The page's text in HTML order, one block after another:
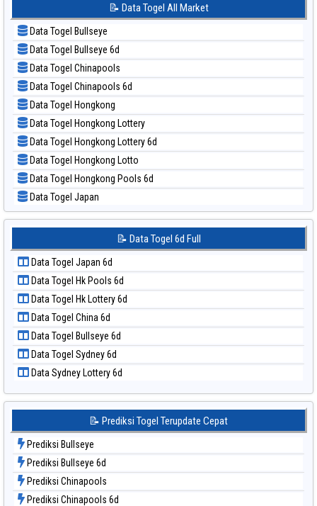
📊 Statistik Sydney Lotto
📊 Statistik Sydney Pools 6d
📊 Statistik Taipei
📊 Statistik Taiwan
📝 Pola Dasar Kuda Lari
📝 Pola Dasar Magnum Cambodia
📝 Pola Dasar Nagoya
📝 Pola Dasar North Carolina Day
📝 Pola Dasar Pcso
📝 Pola Dasar Sao Paulo
📝 Pola Dasar Singapore
📝 Pola Dasar Sydney
📝 Pola Dasar Sydney Lottery
📝 Pola Dasar Sydney Lottery 6d
📝 Pola Dasar Sydney Lotto
📝 Pola Dasar Sydney Pools 6d
📝 Pola Dasar Taiwan
📝 Data Togel All Market
Data Togel Bullseye
Data Togel Bullseye 6d
Data Togel Chinapools
Data Togel Chinapools 6d
Data Togel Hongkong
Data Togel Hongkong Lottery
Data Togel Hongkong Lottery 6d
Data Togel Hongkong Lotto
Data Togel Hongkong Pools 6d
Data Togel Japan
Data Togel Japan 6d
Data Togel Kuda Lari
Data Togel Magnum Cambodia
Data Togel Nagoya
Data Togel North Carolina Day
Data Togel Pcso
Data Togel Sao Paulo
Data Togel Singapore
Data Togel Sydney
Data Togel Sydney Lottery
Data Togel Sydney Lottery 6d
Data Togel Sydney Lotto
Data Togel Sydney Pools 6d
Data Togel Taipei
Data Togel Taiwan
📝 Data Togel 6d Full
Data Togel Japan 6d
Data Togel Hk Pools 6d
Data Togel Hk Lottery 6d
Data Togel China 6d
Data Togel Bullseye 6d
Data Togel Sydney 6d
Data Sydney Lottery 6d
📝 Prediksi Togel Terupdate Cepat
Prediksi Bullseye
Prediksi Bullseye 6d
Prediksi Chinapools
Prediksi Chinapools 6d